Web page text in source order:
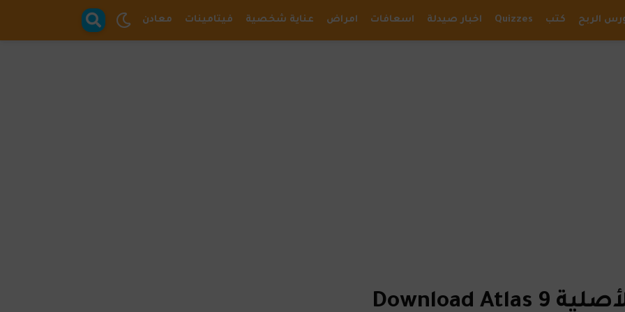
الربح كتب Quizzes اخبار صيدلة اسعافات امراض عناية شخصية فيتامينات معادن